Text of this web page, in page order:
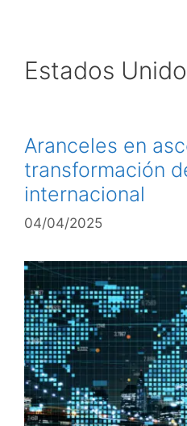
Estados
Aranceles en
transformación
internacional
04/04/2025